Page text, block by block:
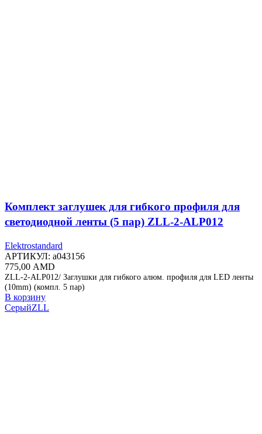
Комплект заглушек для гибкого профиля для
светодиодной ленты (5 пар) ZLL-2-ALP012
Elektrostandard
АРТИКУЛ: a043156
775,00 AMD
ZLL-2-ALP012/ Заглушки для гибкого алюм. профиля для LED ленты
(10mm) (компл. 5 пар)
В корзину
СерыйZLL